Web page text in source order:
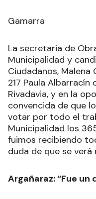
Gamarra
La secretaria de
Municipalidad y
Ciudadanos, Malena
217 Paula
Rivadavia, y en la
convencida de que
votar por todo el
Municipalidad los
fuimos recibiendo
duda de que se verá
Argañaraz: “Fue un